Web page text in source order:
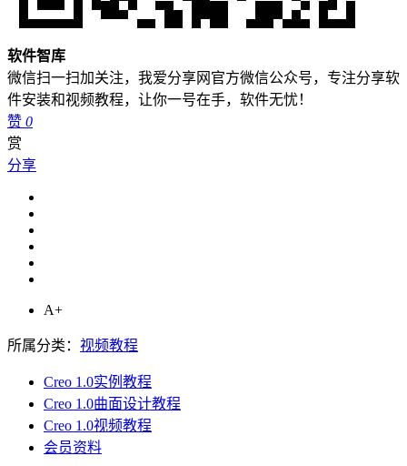
软件智库
微信扫一扫加关注，我爱分享网官方微信公众号，专注分享软
件安装和视频教程，让你一号在手，软件无忧！
赞 0
赏
分享
A+
所属分类： 视频教程
Creo 1.0实例教程
Creo 1.0曲面设计教程
Creo 1.0视频教程
会员资料